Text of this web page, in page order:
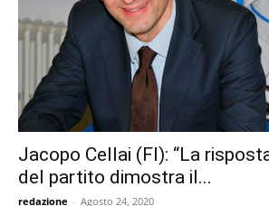
Jacopo Cellai (FI): “La
del partito dimostra il...
redazione - Agosto 24, 2020